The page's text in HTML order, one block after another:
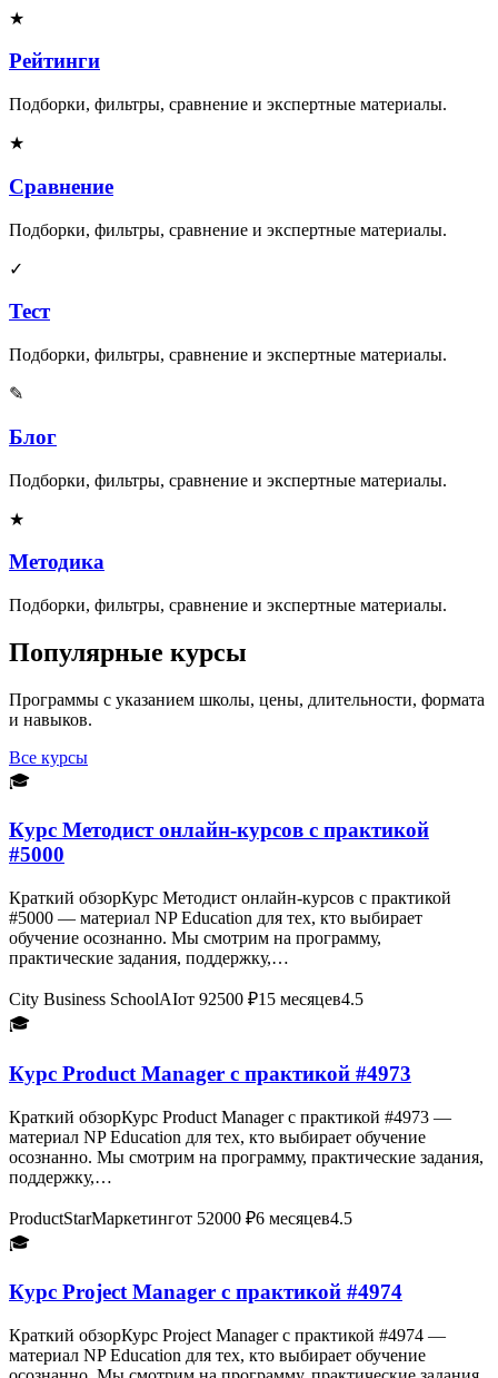
★
Рейтинги
Подборки, фильтры, сравнение и экспертные материалы.
★
Сравнение
Подборки, фильтры, сравнение и экспертные материалы.
✓
Тест
Подборки, фильтры, сравнение и экспертные материалы.
✎
Блог
Подборки, фильтры, сравнение и экспертные материалы.
★
Методика
Подборки, фильтры, сравнение и экспертные материалы.
Популярные курсы
Программы с указанием школы, цены, длительности, формата
и навыков.
Все курсы
🎓
Курс Методист онлайн-курсов с практикой
#5000
Краткий обзорКурс Методист онлайн-курсов с практикой
#5000 — материал NP Education для тех, кто выбирает
обучение осознанно. Мы смотрим на программу,
практические задания, поддержку,…
City Business SchoolAIот 92500 ₽15 месяцев4.5
🎓
Курс Product Manager с практикой #4973
Краткий обзорКурс Product Manager с практикой #4973 —
материал NP Education для тех, кто выбирает обучение
осознанно. Мы смотрим на программу, практические задания,
поддержку,…
ProductStarМаркетингот 52000 ₽6 месяцев4.5
🎓
Курс Project Manager с практикой #4974
Краткий обзорКурс Project Manager с практикой #4974 —
материал NP Education для тех, кто выбирает обучение